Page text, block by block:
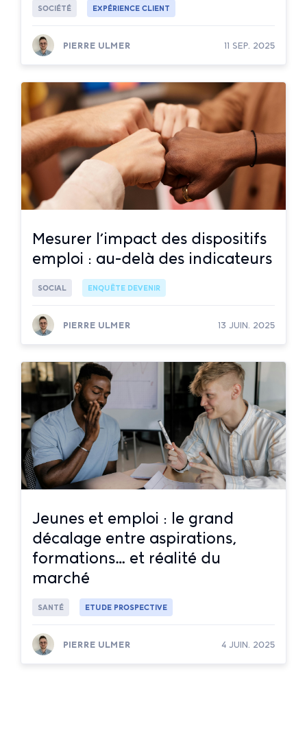
SOCIÉTÉ EXPÉRIENCE CLIENT
PIERRE ULMER 11 SEP. 2025
Lire la suite
Mesurer l’impact des dispositifs
emploi : au-delà des indicateurs
SOCIAL ENQUÊTE DEVENIR
PIERRE ULMER 13 JUIN. 2025
Lire la suite
Jeunes et emploi : le grand
décalage entre aspirations,
formations… et réalité du
marché
SANTÉ ETUDE PROSPECTIVE
PIERRE ULMER 4 JUIN. 2025